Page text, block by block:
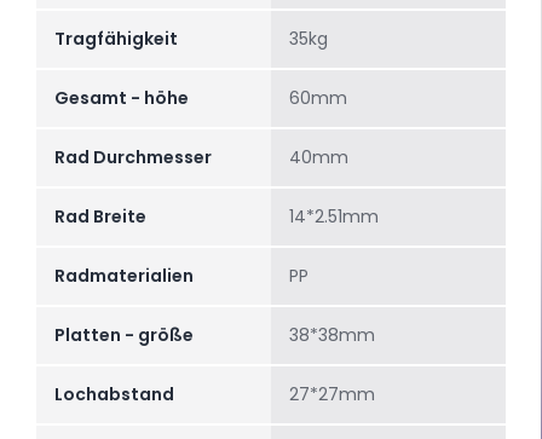
Tragfähigkeit 35kg
Gesamt - höhe 60mm
Rad Durchmesser 40mm
Rad Breite 14*2.51mm
Radmaterialien PP
Platten - größe 38*38mm
Lochabstand 27*27mm